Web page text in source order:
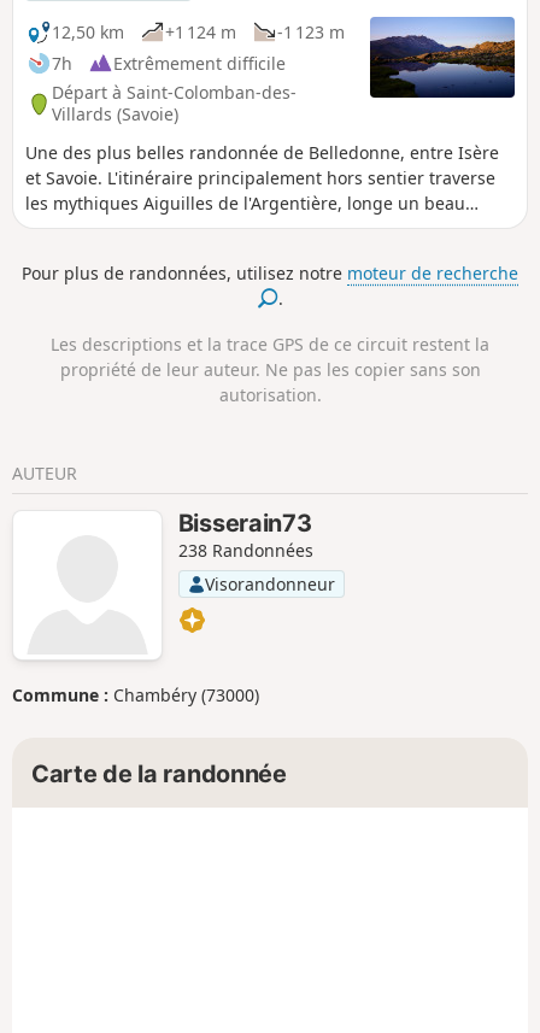
12,50 km
+1 124 m
-1 123 m
7h
Extrêmement difficile
Départ à Saint-Colomban-des-
Villards (Savoie)
Une des plus belles randonnée de Belledonne, entre Isère
et Savoie. L'itinéraire principalement hors sentier traverse
les mythiques Aiguilles de l'Argentière, longe un beau
glacier du massif, explore trois cols d'altitude et permet
abondante et les paysages extraordinaires rallongent cette
randonnée de 1 à 2 heures au moins par rapport au calcul
compter 8 h de marche environ.
Pour plus de randonnées, utilisez notre moteur de recherche
.
Les descriptions et la trace GPS de ce circuit restent la
propriété de leur auteur. Ne pas les copier sans son
autorisation.
AUTEUR
Bisserain73
238 Randonnées
Visorandonneur
Commune : Chambéry (73000)
Carte de la randonnée